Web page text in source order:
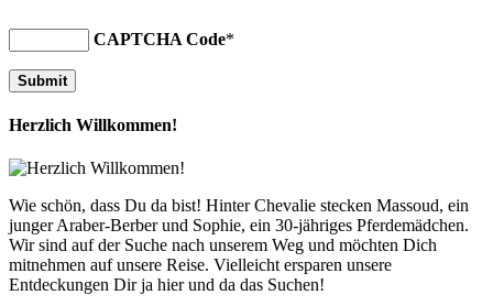
CAPTCHA Code*
Herzlich Willkommen!
Wie schön, dass Du da bist! Hinter Chevalie stecken Massoud, ein
junger Araber-Berber und Sophie, ein 30-jähriges Pferdemädchen.
Wir sind auf der Suche nach unserem Weg und möchten Dich
mitnehmen auf unsere Reise. Vielleicht ersparen unsere
Entdeckungen Dir ja hier und da das Suchen!